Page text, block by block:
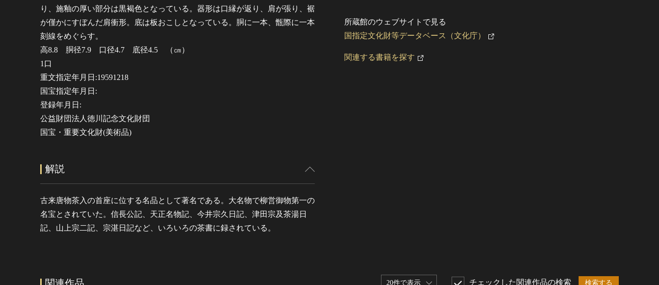
り、施釉の厚い部分は黒褐色となっている。器形は口縁が返り、肩が張り、裾
が僅かにすぼんだ肩衝形。底は板おこしとなっている。胴に一本、甑際に一本
刻線をめぐらす。
高8.8 胴径7.9 口径4.7 底径4.5 （㎝）
1口
重文指定年月日:19591218
国宝指定年月日:
登録年月日:
公益財団法人徳川記念文化財団
国宝・重要文化財(美術品)
解説
古来唐物茶入の首座に位する名品として著名である。大名物で柳営御物第一の
名宝とされていた。信長公記、天正名物記、今井宗久日記、津田宗及茶湯日
記、山上宗二記、宗湛日記など、いろいろの茶書に録されている。
所蔵館のウェブサイトで見る
国指定文化財等データベース（文化庁）
関連する書籍を探す
20件で表示 チェックした関連作品の検索 検索する